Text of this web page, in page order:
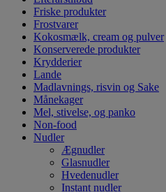
Friske produkter
Frostvarer
Kokosmælk, cream og pulver
Konserverede produkter
Krydderier
Lande
Madlavnings, risvin og Sake
Månekager
Mel, stivelse, og panko
Non-food
Nudler
Ægnudler
Glasnudler
Hvedenudler
Instant nudler